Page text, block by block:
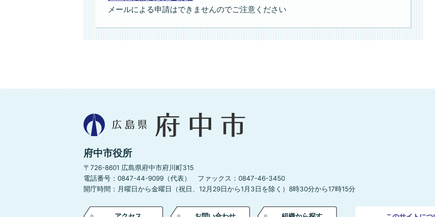
メールによる申請はできませんのでご注意ください
広
島
県
中
府中市役所
〒726-8601 広島県府中市府川町315
電話番号：0847-44-9099（代表） ファックス：0847-46-3450
開庁時間：月曜日から金曜日（祝日、12月29日から1月3日を除く）8時30分から17時15分